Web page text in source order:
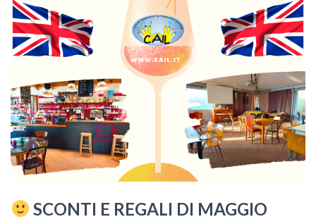
SCONTI E REGALI DI MAGGIO